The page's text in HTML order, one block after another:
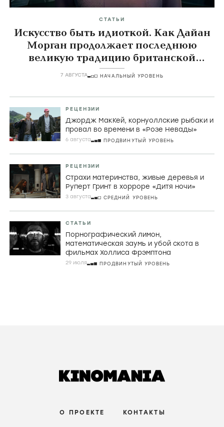
СТАТЬИ
Искусство быть идиоткой. Как Дайан
Морган продолжает последнюю
великую традицию британской
комедии
7 АВГУСТА НАЧАЛЬНЫЙ УРОВЕНЬ
РЕЦЕНЗИИ
Джордж МакКей, корнуоллские рыбаки и
провал во времени в «Розе Невады»
6 августа ПРОДВИНУТЫЙ УРОВЕНЬ
РЕЦЕНЗИИ
Страхи материнства, живые деревья и
Руперт Гринт в хорроре «Дитя ночи»
3 августа СРЕДНИЙ УРОВЕНЬ
СТАТЬИ
Порнографический лимон,
математическая заумь и убой скота в
фильмах Холлиса Фрэмптона
29 июля ПРОДВИНУТЫЙ УРОВЕНЬ
О ПРОЕКТЕ КОНТАКТЫ